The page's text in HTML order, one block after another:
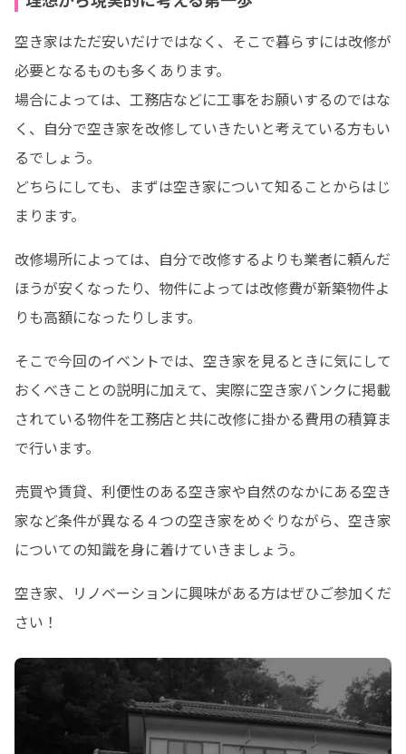
空き家はただ安いだけではなく、そこで暮らすには改修が
必要となるものも多くあります。
場合によっては、工務店などに工事をお願いするのではな
く、自分で空き家を改修していきたいと考えている方もい
るでしょう。
どちらにしても、まずは空き家について知ることからはじ
まります。
改修場所によっては、自分で改修するよりも業者に頼んだ
ほうが安くなったり、物件によっては改修費が新築物件よ
りも高額になったりします。
そこで今回のイベントでは、空き家を見るときに気にして
おくべきことの説明に加えて、実際に空き家バンクに掲載
されている物件を工務店と共に改修に掛かる費用の積算ま
で行います。
売買や賃貸、利便性のある空き家や自然のなかにある空き
家など条件が異なる４つの空き家をめぐりながら、空き家
についての知識を身に着けていきましょう。
空き家、リノベーションに興味がある方はぜひご参加くだ
さい！